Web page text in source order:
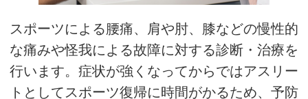
スポーツによる腰痛、肩や肘、膝などの慢性的
な痛みや怪我による故障に対する診断・治療を
行います。症状が強くなってからではアスリー
トとしてスポーツ復帰に時間がかるため、予防